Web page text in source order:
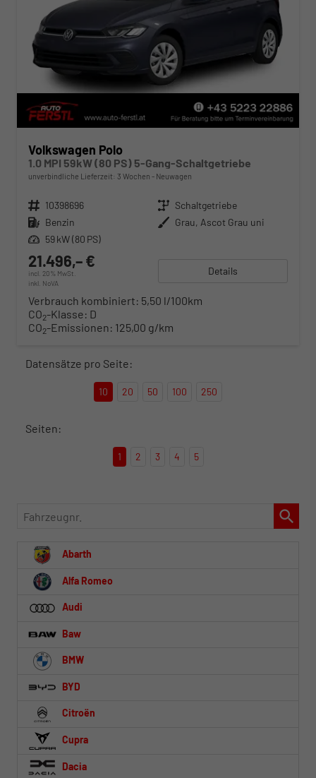
Volkswagen Polo
1.0 MPI 59kW (80 PS) 5-Gang-Schaltgetriebe
unverbindliche Lieferzeit: 3 Wochen Neuwagen
Fahrzeugnr. 10398696 Getriebe Schaltgetriebe
Kraftstoff Benzin Außenfarbe Grau, Ascot Grau uni
Leistung 59 kW (80 PS)
21.496,– €
incl. 20% MwSt.
inkl. NoVA
Details
Verbrauch kombiniert: 5,50 l/100km
CO2-Klasse: D
CO2-Emissionen: 125,00 g/km
Datensätze pro Seite:
10 20 50 100 250
Seiten:
1 2 3 4 5
Fahrzeugnr.
Abarth
Alfa Romeo
Audi
Baw
BMW
BYD
Citroën
Cupra
Dacia